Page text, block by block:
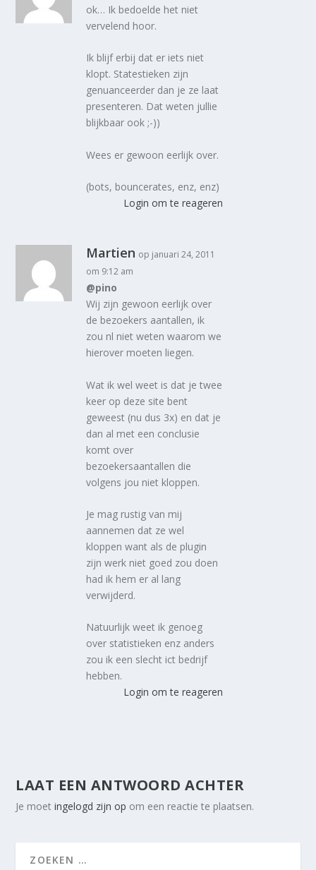
ok… Ik bedoelde het niet
vervelend hoor.
Ik blijf erbij dat er iets niet
klopt. Statestieken zijn
genuanceerder dan je ze laat
presenteren. Dat weten jullie
blijkbaar ook ;-))
Wees er gewoon eerlijk over.
(bots, bouncerates, enz, enz)
Login om te reageren
Martien op januari 24, 2011
om 9:12 am
@pino
Wij zijn gewoon eerlijk over
de bezoekers aantallen, ik
zou nl niet weten waarom we
hierover moeten liegen.
Wat ik wel weet is dat je twee
keer op deze site bent
geweest (nu dus 3x) en dat je
dan al met een conclusie
komt over
bezoekersaantallen die
volgens jou niet kloppen.
Je mag rustig van mij
aannemen dat ze wel
kloppen want als de plugin
zijn werk niet goed zou doen
had ik hem er al lang
verwijderd.
Natuurlijk weet ik genoeg
over statistieken enz anders
zou ik een slecht ict bedrijf
hebben.
Login om te reageren
LAAT EEN ANTWOORD ACHTER
Je moetingelogd zijn op om een reactie te plaatsen.